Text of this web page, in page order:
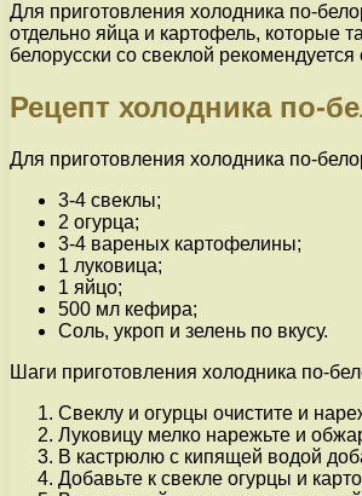
Для приготовления холодника по-
отдельно яйца и картофель, которые
белорусски со свеклой
Рецепт холодника по-
Для приготовления холодника по-
3-4 свеклы;
2 огурца;
3-4 вареных картофелины;
1 луковица;
1 яйцо;
500 мл кефира;
Соль, укроп и зелень по вкусу.
Шаги приготовления холодника по-
Свеклу и огурцы очистите и
Луковицу мелко нарежьте и
В кастрюлю с кипящей водой
Добавьте к свекле огурцы и